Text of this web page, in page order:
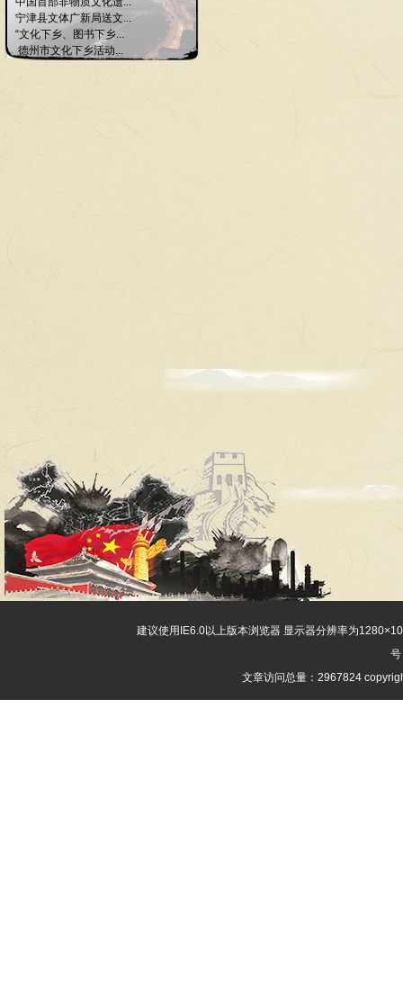
宁津县文体广新局送文...
“文化下乡、图书下乡...
德州市文化下乡活动...
建议使用IE6.0以上版本浏览器 显示器分辨率为
号
文章访问总量：2967824